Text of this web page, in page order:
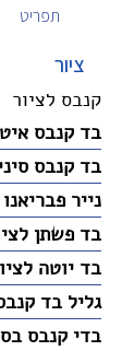
תפריט
ציור
קנבס לציור
בד קנבס
בד קנבס
נייר
בד פשתן
בד יוטה
גליל בד
בדי קנבס